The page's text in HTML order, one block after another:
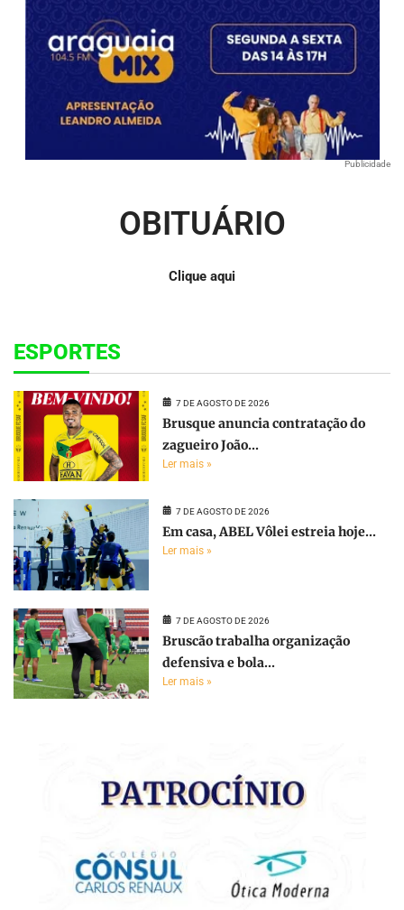
Publicidade
OBITUÁRIO
Clique aqui
ESPORTES
7 DE AGOSTO DE 2026
Brusque anuncia contratação do
zagueiro João...
Ler mais »
7 DE AGOSTO DE 2026
Em casa, ABEL Vôlei estreia hoje...
Ler mais »
7 DE AGOSTO DE 2026
Bruscão trabalha organização
defensiva e bola...
Ler mais »